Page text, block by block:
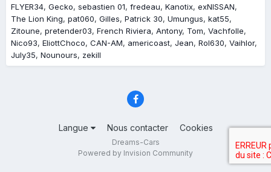
FLYER34 Gecko sebastien 01 fredeau Kanotix exNISSAN
The Lion King pat060 Gilles Patrick 30 Umungus kat55
Zitoune pretender03 French Riviera Antony Tom Vachfolle
Nico93 EliottChoco CAN-AM americoast Jean Rol630 Vaihlor
July35 Nounours zekill
Langue Nous contacter Cookies
Dreams-Cars
Powered by Invision Community